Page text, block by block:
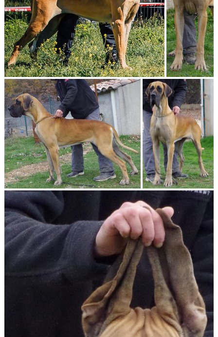
Jyabisarikadeloutsaina2ans001
jyabisarïkadeloutsaina2.5ans4 jyabisarïkadeloutsaina2.5ans3